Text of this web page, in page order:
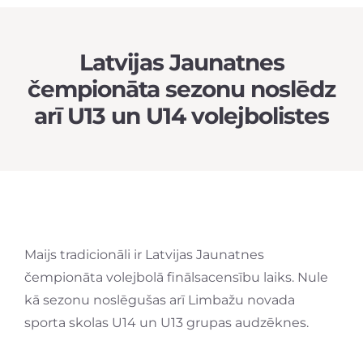
Latvijas Jaunatnes
čempionāta sezonu noslēdz
arī U13 un U14 volejbolistes
Maijs tradicionāli ir Latvijas Jaunatnes
čempionāta volejbolā finālsacensību laiks. Nule
kā sezonu noslēgušas arī Limbažu novada
sporta skolas U14 un U13 grupas audzēknes.